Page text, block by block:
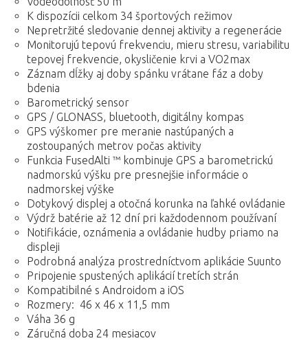
K dispozícii celkom 34 športových režimov
Nepretržité sledovanie dennej aktivity a regenerácie
Monitorujú tepovú frekvenciu, mieru stresu, variabilitu
tepovej frekvencie, okysličenie krvi a VO2max
Záznam dĺžky aj doby spánku vrátane fáz a doby
bdenia
Barometrický sensor
GPS / GLONASS, bluetooth, digitálny kompas
GPS výškomer pre meranie nastúpaných a
zostoupaných metrov počas aktivity
Funkcia FusedAlti ™ kombinuje GPS a barometrickú
nadmorskú výšku pre presnejšie informácie o
nadmorskej výške
Dotykový displej a otočná korunka na ľahké ovládanie
Výdrž batérie až 12 dní pri každodennom používaní
Notifikácie, oznámenia a ovládanie hudby priamo na
displeji
Podrobná analýza prostredníctvom aplikácie Suunto
Pripojenie spustených aplikácií tretích strán
Kompatibilné s Androidom a iOS
Rozmery: 46 x 46 x 11,5 mm
Váha 36 g
Záručná doba 24 mesiacov​